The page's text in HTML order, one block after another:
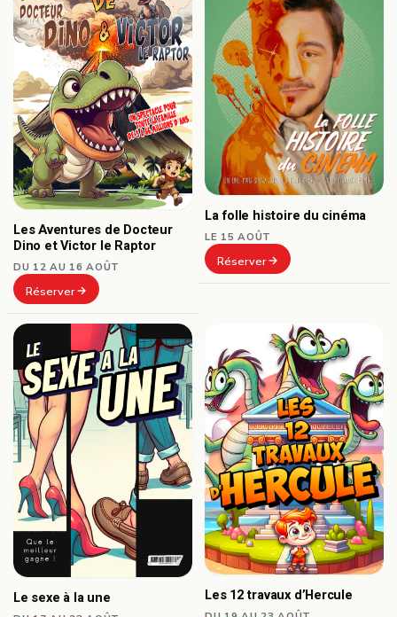
Les Aventures de Docteur
Dino et Victor le Raptor
DU 12 AU 16 AOÛT
Réserver
La folle histoire du cinéma
LE 15 AOÛT
Réserver
Le sexe à la une Les 12 travaux d’Hercule